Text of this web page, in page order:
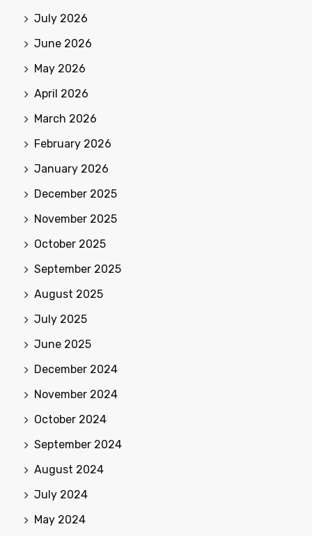
July 2026
June 2026
May 2026
April 2026
March 2026
February 2026
January 2026
December 2025
November 2025
October 2025
September 2025
August 2025
July 2025
June 2025
December 2024
November 2024
October 2024
September 2024
August 2024
July 2024
May 2024